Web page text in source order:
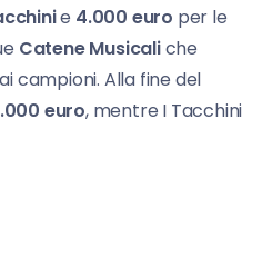
e 4.000 euro per le
Catene Musicaliche
campioni. Alla fine del
euro, mentre I Tacchini